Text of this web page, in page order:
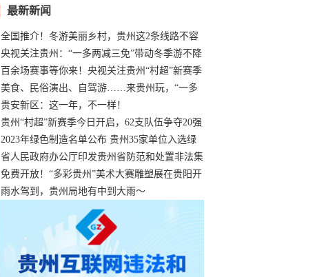
最新新闻
全国推介！冬游美丽乡村，贵州这2条线路不容
错过
央视关注贵州：“一多两减三免”带动冬季游不降
温
百余场赛事等你来！央视关注贵州“村超”新赛季
正式“打响”
美食、民俗演出、自驾游……来贵州玩，“一多
两减三免”！
贵安新区：这一年，不一样！
贵州“村超”新赛季今日开启，62支队伍争夺20强
名额
2023年绿色制造名单公布 贵州35家单位入选绿
色工厂
省人民政府办公厅印发贵州省防范和处置非法集
资工作实施细则
免费开放！“多彩贵州”美术大赛雕塑展在贵阳开
展，持续至1月19日
雨水驾到，贵州局地有中到大雨～